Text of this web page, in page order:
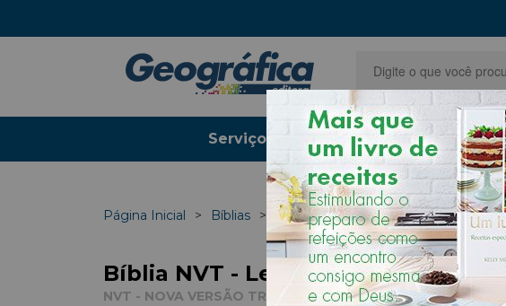
Serviços Gráficos
Página Inicial Bíblias NVT - Nova Versão Transformadora
Bíblia NVT - Letra Normal
NVT - NOVA VERSÃO TRANSFORMADORA